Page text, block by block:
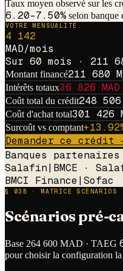
Taux moyen observé sur les
6.20-7.50% selon banque
VOTRE MENSUALITÉ
4 142
MAD/mois
Sur 60 mois · 211
Montant financé211 680
Intérêts totaux36 826 MAD
Coût total du crédit248 506
Coût d'achat total301 426
Surcoût vs comptant+13.92
Demander ce crédit
Banques
Salafin| BMCE ·
BMCI Finance| Sofac
§ 03B · MATRICE SCÉNARIOS
Scénarios pré-
Base 264 600 MAD · TAEG
pour choisir la configuration la